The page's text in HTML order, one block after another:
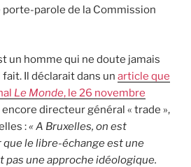
parole de la Commission
un homme qui ne doute jamais
fait. Il déclarait dans un article que
Le Monde, le 26 novembre
encore directeur général « trade »,
:« A Bruxelles, on est
le libre-échange est une
pas une approche idéologique.